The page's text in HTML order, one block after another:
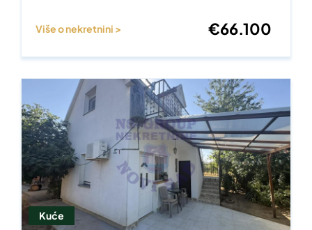
Više o nekretnini > €66.100
Kuće